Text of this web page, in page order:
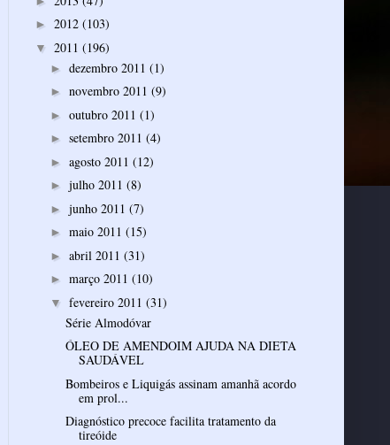
► 2012 (103)
▼ 2011 (196)
► dezembro 2011 (1)
► novembro 2011 (9)
► outubro 2011 (1)
► setembro 2011 (4)
► agosto 2011 (12)
► julho 2011 (8)
► junho 2011 (7)
► maio 2011 (15)
► abril 2011 (31)
► março 2011 (10)
▼ fevereiro 2011 (31)
Série Almodóvar
ÓLEO DE AMENDOIM AJUDA NA DIETA
SAUDÁVEL‏
Bombeiros e Liquigás assinam amanhã acordo
em prol...
Diagnóstico precoce facilita tratamento da
tireóide